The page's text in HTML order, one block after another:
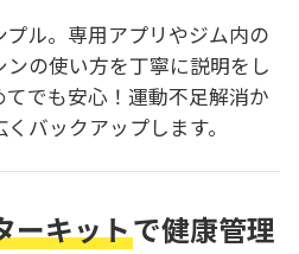
ル。専用アプリやジム内の
の使い方を丁寧に説明をし
でも安心！運動不足解消か
バックアップします。
ーキットで健康管理